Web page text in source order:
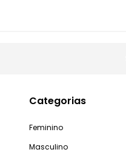
Categorias
Feminino
Masculino